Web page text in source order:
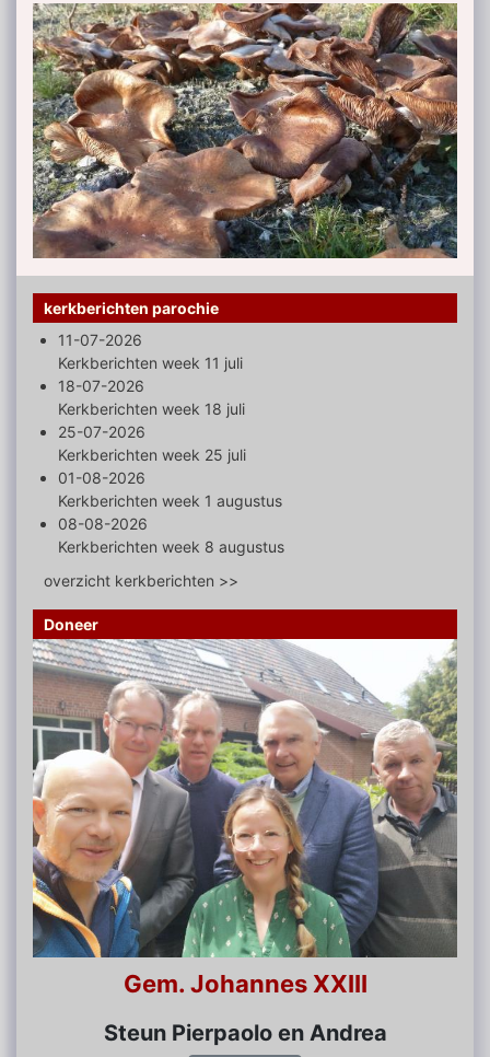
kerkberichten parochie
11-07-2026
Kerkberichten week 11 juli
18-07-2026
Kerkberichten week 18 juli
25-07-2026
Kerkberichten week 25 juli
01-08-2026
Kerkberichten week 1 augustus
08-08-2026
Kerkberichten week 8 augustus
overzicht kerkberichten >>
Doneer
Gem. Johannes XXIII
Steun Pierpaolo en Andrea